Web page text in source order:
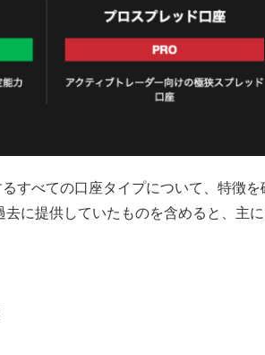
すべての口座タイプについて、特徴
に提供していたものを含めると、主